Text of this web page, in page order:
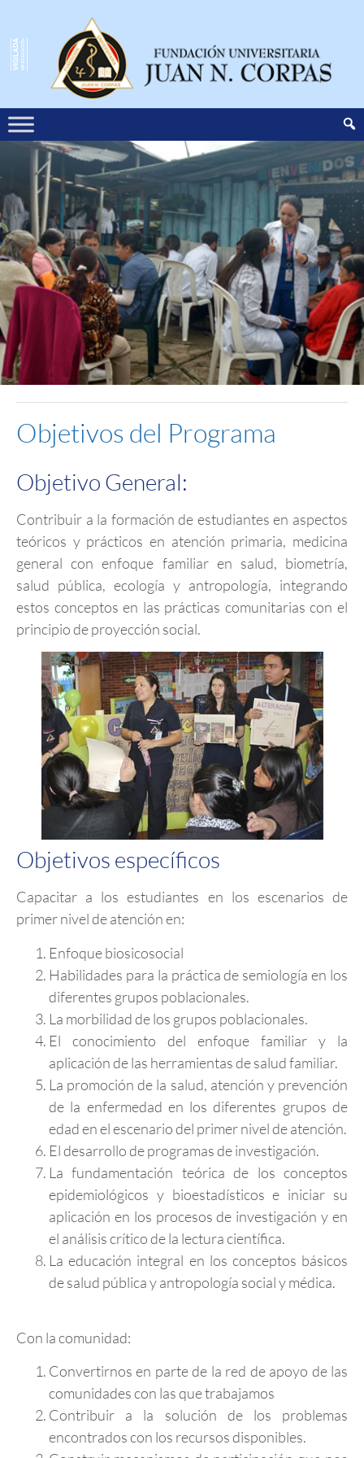
Objetivos del Programa
Objetivo General:
Contribuir a la formación de estudiantes en aspectos
teóricos y prácticos en atención primaria, medicina
general con enfoque familiar en salud, biometría,
salud pública, ecología y antropología, integrando
estos conceptos en las prácticas comunitarias con el
principio de proyección social.
Objetivos específicos
Capacitar a los estudiantes en los escenarios de
primer nivel de atención en:
Enfoque biosicosocial
Habilidades para la práctica de semiología en los
diferentes grupos poblacionales.
La morbilidad de los grupos poblacionales.
El conocimiento del enfoque familiar y la
aplicación de las herramientas de salud familiar.
La promoción de la salud, atención y prevención
de la enfermedad en los diferentes grupos de
edad en el escenario del primer nivel de atención.
El desarrollo de programas de investigación.
La fundamentación teórica de los conceptos
epidemiológicos y bioestadísticos e iniciar su
aplicación en los procesos de investigación y en
el análisis crítico de la lectura científica.
La educación integral en los conceptos básicos
de salud pública y antropología social y médica.
Con la comunidad:
Convertirnos en parte de la red de apoyo de las
comunidades con las que trabajamos
Contribuir a la solución de los problemas
encontrados con los recursos disponibles.